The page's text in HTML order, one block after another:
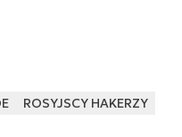
ROSYJSCY HAKERZY